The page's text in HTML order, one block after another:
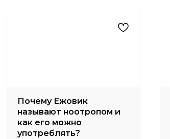
Почему Ежовик
называют ноотропом и
как его можно
употреблять?